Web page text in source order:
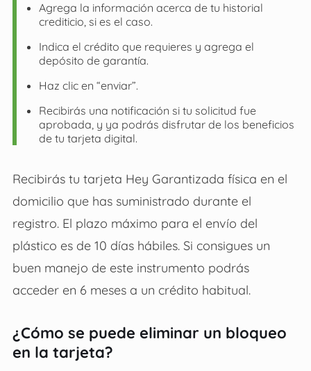
Agrega la información acerca de tu historial
crediticio, si es el caso.
Indica el crédito que requieres y agrega el
depósito de garantía.
Haz clic en “enviar”.
Recibirás una notificación si tu solicitud fue
aprobada, y ya podrás disfrutar de los beneficios
de tu tarjeta digital.
Recibirás tu tarjeta Hey Garantizada física en el
domicilio que has suministrado durante el
registro. El plazo máximo para el envío del
plástico es de 10 días hábiles. Si consigues un
buen manejo de este instrumento podrás
acceder en 6 meses a un crédito habitual.
¿Cómo se puede eliminar un bloqueo
en la tarjeta?